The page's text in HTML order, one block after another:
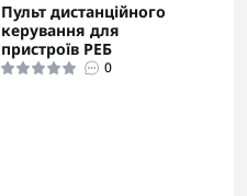
Пульт дистанційного
керування для
пристроїв РЕБ
0